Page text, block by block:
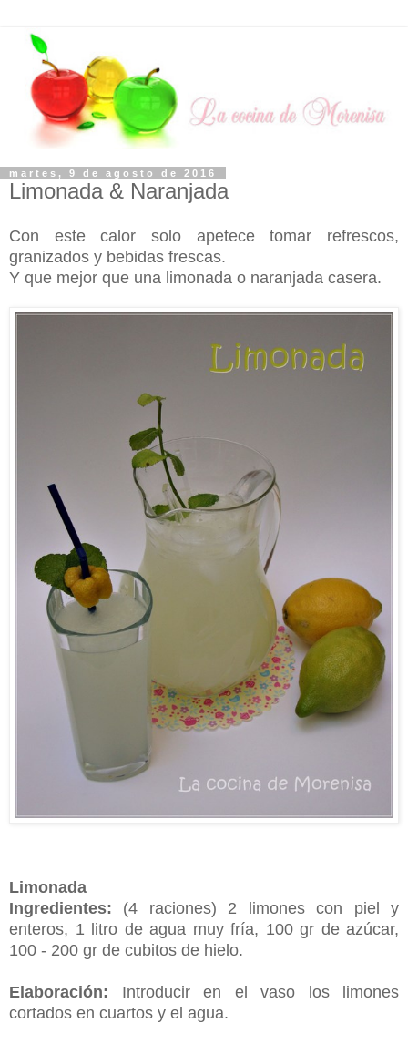
martes, 9 de agosto de 2016
Limonada & Naranjada
Con este calor solo apetece tomar refrescos,
granizados y bebidas frescas.
Y que mejor que una limonada o naranjada casera.
Limonada
Ingredientes: (4 raciones) 2 limones con piel y
enteros, 1 litro de agua muy fría, 100 gr de azúcar,
100 - 200 gr de cubitos de hielo.
Elaboración: Introducir en el vaso los limones
cortados en cuartos y el agua.